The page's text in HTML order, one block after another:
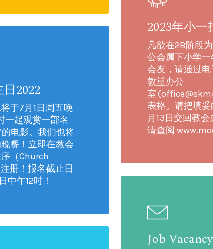
2022
于7月1日周五晚
一起观赏一部名
的电影。我们也将
餐！立即在教会
（Church
册！报名截止日
中午12时！
2023年小一
凡欲在2B阶段
公会属下小学
会友，请通过
教堂办公
室
表格。请把填
月13日交回教
请查阅
Job